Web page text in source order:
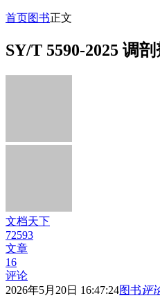
首页图书正文
SY/T 5590-2025 调
文档天下
72593
文章
16
评论
2026年5月20日 16:47:24图书评